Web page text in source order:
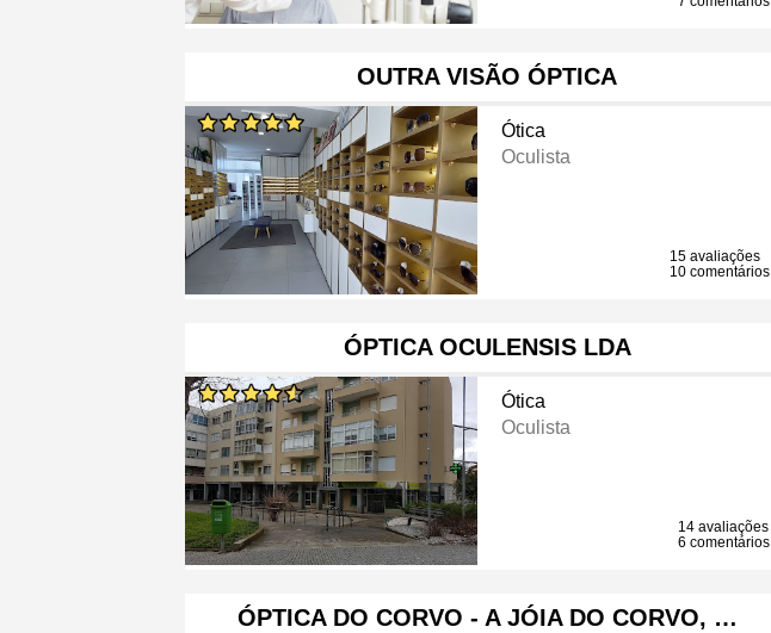
OUTRA VISÃO ÓPTICA
Ótica
Oculista
15 avaliações
10 comentários
ÓPTICA OCULENSIS LDA
Ótica
Oculista
14 avaliações
6 comentários
ÓPTICA DO CORVO - A JÓIA DO CORVO, …